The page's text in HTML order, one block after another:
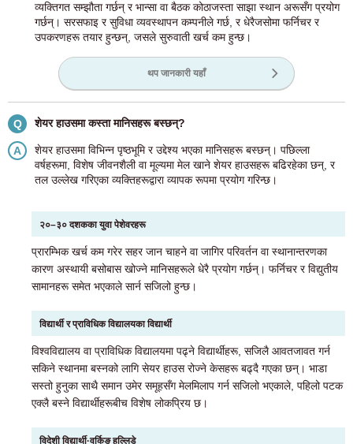
व्यक्तिगत सम्झौता गर्छन् र भान्सा वा बैठक कोठाजस्ता साझा स्थान अरूसँग प्रयोग
गर्छन्। सरसफाइ र सुविधा व्यवस्थापन कम्पनीले गर्छ, र धेरैजसोमा फर्निचर र
उपकरणहरू तयार हुन्छन्, जसले सुरुवाती खर्च कम हुन्छ।
थप जानकारी यहाँ
Q शेयर हाउसमा कस्ता मानिसहरू बस्छन्?
A
शेयर हाउसमा विभिन्न पृष्ठभूमि र उद्देश्य भएका मानिसहरू बस्छन्। पछिल्ला
वर्षहरूमा, विशेष जीवनशैली वा मूल्यमा मेल खाने शेयर हाउसहरू बढिरहेका छन्, र
तल उल्लेख गरिएका व्यक्तिहरूद्वारा व्यापक रूपमा प्रयोग गरिन्छ।
२०–३० दशकका युवा पेशेवरहरू
प्रारम्भिक खर्च कम गरेर सहर जान चाहने वा जागिर परिवर्तन वा स्थानान्तरणका
कारण अस्थायी बसोबास खोज्ने मानिसहरूले धेरै प्रयोग गर्छन्। फर्निचर र विद्युतीय
सामानहरू समेत भएकाले सार्न सजिलो हुन्छ।
विद्यार्थी र प्राविधिक विद्यालयका विद्यार्थी
विश्वविद्यालय वा प्राविधिक विद्यालयमा पढ्ने विद्यार्थीहरू, सजिलै आवतजावत गर्न
सकिने स्थानमा बस्नको लागि सेयर हाउस रोज्ने केसहरू बढ्दै गएका छन्। भाडा
सस्तो हुनुका साथै समान उमेर समूहसँग मेलमिलाप गर्न सजिलो भएकाले, पहिलो पटक
एक्लै बस्ने विद्यार्थीहरूबीच विशेष लोकप्रिय छ।
विदेशी विद्यार्थी·वर्किङ हल्लिडे